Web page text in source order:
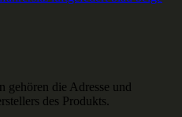
gehören die Adresse und
des Produkts.